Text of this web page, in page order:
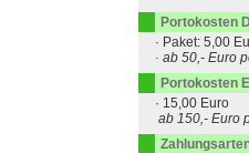
Portokosten
· Paket: 5,00
· ab 50,- Euro
Portokosten
· 15,00 Euro
ab 150,- Euro